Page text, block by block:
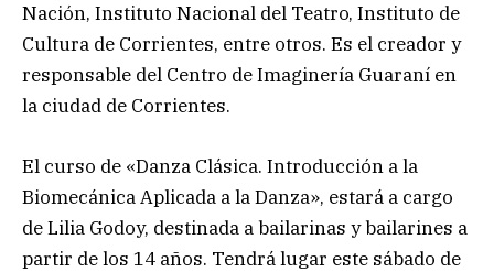
Nación, Instituto Nacional del Teatro, Instituto de
Cultura de Corrientes, entre otros. Es el creador y
responsable del Centro de Imaginería Guaraní en
la ciudad de Corrientes.
El curso de «Danza Clásica. Introducción a la
Biomecánica Aplicada a la Danza», estará a cargo
de Lilia Godoy, destinada a bailarinas y bailarines a
partir de los 14 años. Tendrá lugar este sábado de